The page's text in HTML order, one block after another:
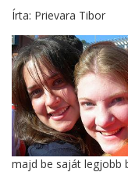
Írta: Prievara Tibor
majd be saját legjobb